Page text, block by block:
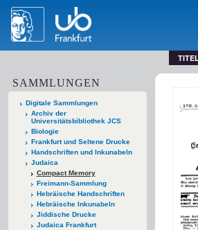
SAMMLUNGEN
Digitale Sammlungen
Archiv der
Universitätsbibliothek JCS
Biologie
Frankfurt und Seltene Drucke
Handschriften und Inkunabeln
Judaica
Compact Memory
Freimann-Sammlung
Hebräische Handschriften
Hebräische Inkunabeln
Jiddische Drucke
Judaica Frankfurt